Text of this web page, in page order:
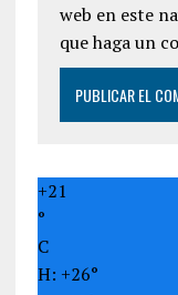
web en este
que haga un
+21
°
C
H: +26°